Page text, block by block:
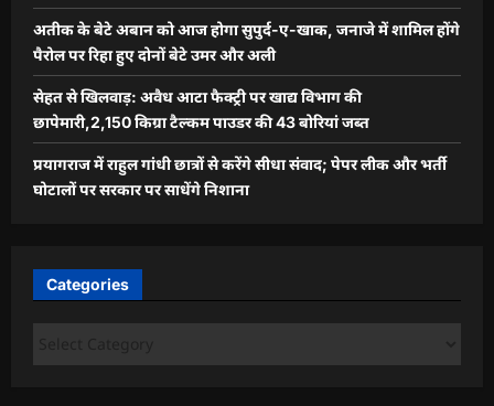
अतीक के बेटे अबान को आज होगा सुपुर्द-ए-खाक, जनाजे में शामिल होंगे
पैरोल पर रिहा हुए दोनों बेटे उमर और अली
सेहत से खिलवाड़: अवैध आटा फैक्ट्री पर खाद्य विभाग की
छापेमारी,2,150 किग्रा टैल्कम पाउडर की 43 बोरियां जब्त
प्रयागराज में राहुल गांधी छात्रों से करेंगे सीधा संवाद; पेपर लीक और भर्ती
घोटालों पर सरकार पर साधेंगे निशाना
Categories